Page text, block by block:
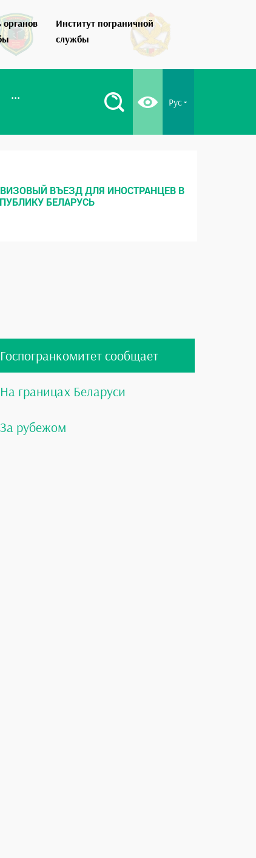
органов
Институт пограничной
службы
... Рус
ВЪЕЗД ДЛЯ ИНОСТРАНЦЕВ В
БЕЛАРУСЬ
Госпогранкомитет сообщает
На границах Беларуси
За рубежом